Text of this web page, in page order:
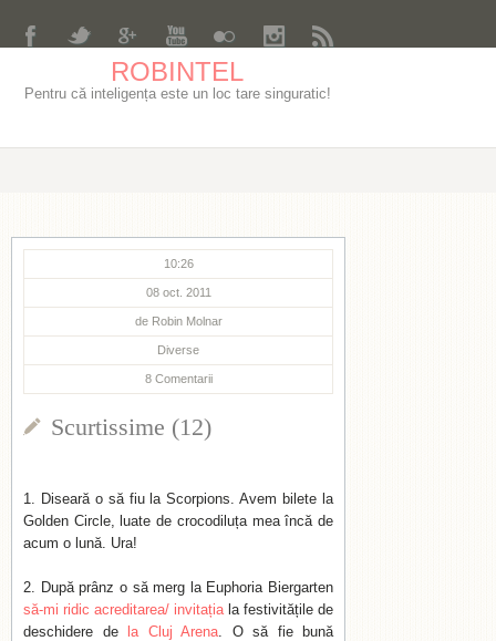
ROBINTEL
Pentru că inteligența este un loc tare singuratic!
10:26
08 oct. 2011
de Robin Molnar
Diverse
8 Comentarii
Scurtissime (12)
Diseară o să fiu la Scorpions. Avem bilete la
Golden Circle, luate de crocodiluța mea încă de
acum o lună. Ura!
După prânz o să merg la Euphoria Biergarten
să-mi ridic acreditarea/ invitațiala festivitățile de
deschidere de
la Cluj Arena. O să fie bună